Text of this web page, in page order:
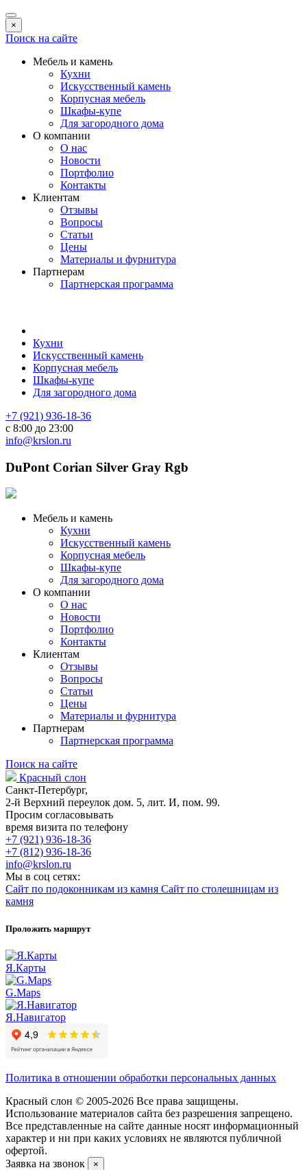
×
Поиск на сайте
Мебель и камень
Кухни
Искусственный камень
Корпусная мебель
Шкафы-купе
Для загородного дома
О компании
О нас
Новости
Портфолио
Контакты
Клиентам
Отзывы
Вопросы
Статьи
Цены
Материалы и фурнитура
Партнерам
Партнерская программа
Кухни
Искусственный камень
Корпусная мебель
Шкафы-купе
Для загородного дома
+7 (921) 936-18-36
с 8:00 до 23:00
info@krslon.ru
DuPont Corian Silver Gray Rgb
Мебель и камень
Кухни
Искусственный камень
Корпусная мебель
Шкафы-купе
Для загородного дома
О компании
О нас
Новости
Портфолио
Контакты
Клиентам
Отзывы
Вопросы
Статьи
Цены
Материалы и фурнитура
Партнерам
Партнерская программа
Поиск на сайте
Красный слон
Санкт-Петербург,
2-й Верхний переулок дом. 5, лит. И, пом. 99.
Просим согласовывать
время визита по телефону
+7 (921) 936-18-36
+7 (812) 936-18-36
info@krslon.ru
Мы в соц сетях:
Сайт по подоконникам из камня Сайт по столешницам из
камня
Проложить маршрут
Я.Карты
G.Maps
Я.Навигатор
Политика в отношении обработки персональных данных
Красный слон © 2005-2026 Все права защищены.
Использование материалов сайта без разрешения запрещено.
Все представленные на сайте данные носят информационный
характер и ни при каких условиях не являются публичной
офертой.
Заявка на звонок
×